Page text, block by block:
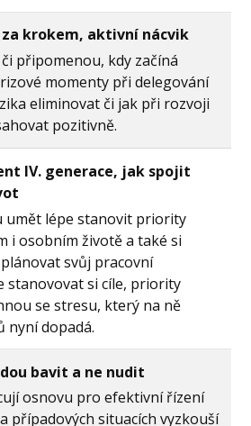
krokem, aktivní nácvik
připomenou, kdy začíná
momenty při delegování
eliminovat či jak při rozvoji
pozitivně.
IV. generace, jak spojit
umět lépe stanovit priority
i osobním životě a také si
svůj pracovní
stanovovat si cíle, priority
se stresu, který na ně
nyní dopadá.
bavit a ne nudit
osnovu pro efektivní řízení
případových situacích vyzkouší